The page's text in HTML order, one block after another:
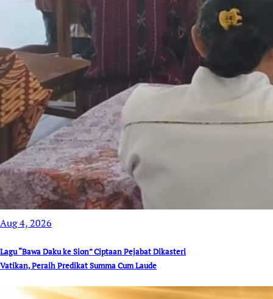
Aug 4, 2026
Lagu “Bawa Daku ke Sion” Ciptaan Pejabat Dikasteri
Vatikan, Peraih Predikat Summa Cum Laude